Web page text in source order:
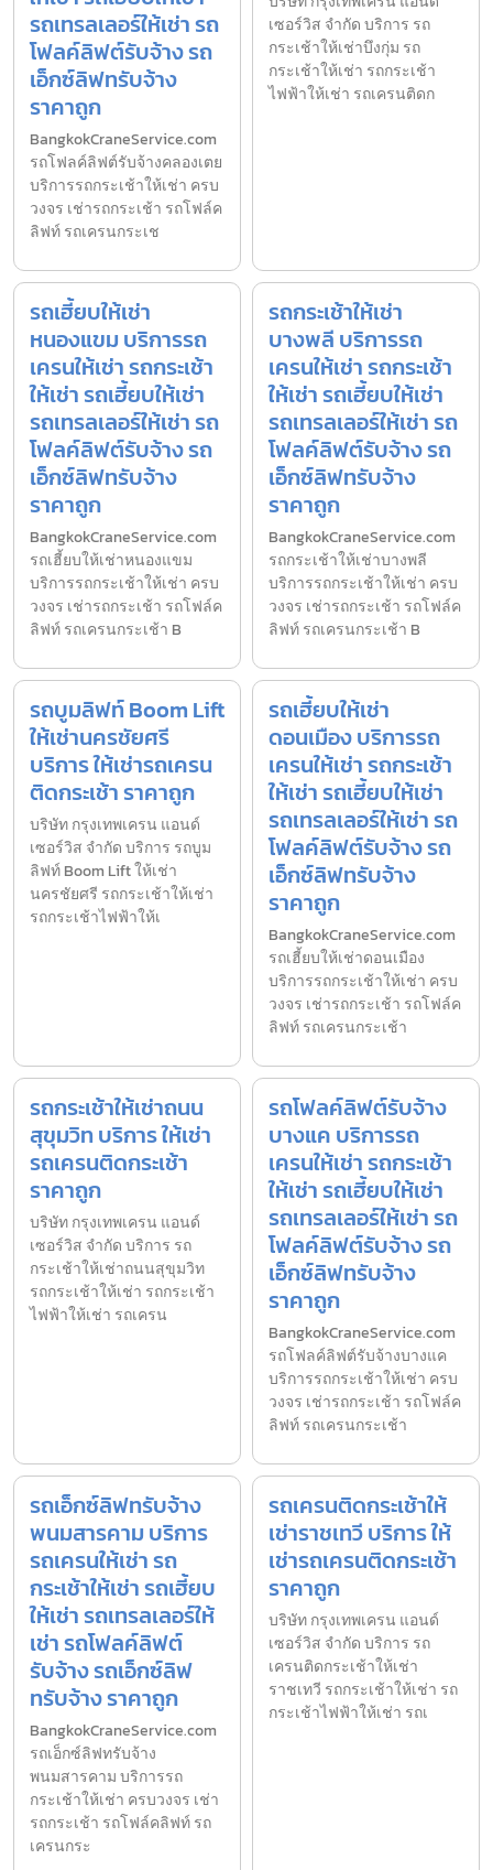
รถเทรลเลอร์ให้เช่า รถ
โฟลค์ลิฟต์รับจ้าง รถ
เอ็กซ์ลิฟทรับจ้าง
ราคาถูก
BangkokCraneService.com
รถโฟลค์ลิฟต์รับจ้างคลองเตย
บริการรถกระเช้าให้เช่า ครบ
วงจร เช่ารถกระเช้า รถโฟล์ค
ลิฟท์ รถเครนกระเช
เซอร์วิส จำกัด บริการ รถ
กระเช้าให้เช่าบึงกุ่ม รถ
กระเช้าให้เช่า รถกระเช้า
ไฟฟ้าให้เช่า รถเครนติดก
รถเฮี้ยบให้เช่า
หนองแขม บริการรถ
เครนให้เช่า รถกระเช้า
ให้เช่า รถเฮี้ยบให้เช่า
รถเทรลเลอร์ให้เช่า รถ
โฟลค์ลิฟต์รับจ้าง รถ
เอ็กซ์ลิฟทรับจ้าง
ราคาถูก
BangkokCraneService.com
รถเฮี้ยบให้เช่าหนองแขม
บริการรถกระเช้าให้เช่า ครบ
วงจร เช่ารถกระเช้า รถโฟล์ค
ลิฟท์ รถเครนกระเช้า B
รถกระเช้าให้เช่า
บางพลี บริการรถ
เครนให้เช่า รถกระเช้า
ให้เช่า รถเฮี้ยบให้เช่า
รถเทรลเลอร์ให้เช่า รถ
โฟลค์ลิฟต์รับจ้าง รถ
เอ็กซ์ลิฟทรับจ้าง
ราคาถูก
BangkokCraneService.com
รถกระเช้าให้เช่าบางพลี
บริการรถกระเช้าให้เช่า ครบ
วงจร เช่ารถกระเช้า รถโฟล์ค
ลิฟท์ รถเครนกระเช้า B
รถบูมลิฟท์ Boom Lift
ให้เช่านครชัยศรี
บริการ ให้เช่ารถเครน
ติดกระเช้า ราคาถูก
บริษัท กรุงเทพเครน แอนด์
เซอร์วิส จำกัด บริการ รถบูม
ลิฟท์ Boom Lift ให้เช่า
นครชัยศรี รถกระเช้าให้เช่า
รถกระเช้าไฟฟ้าให้เ
รถเฮี้ยบให้เช่า
ดอนเมือง บริการรถ
เครนให้เช่า รถกระเช้า
ให้เช่า รถเฮี้ยบให้เช่า
รถเทรลเลอร์ให้เช่า รถ
โฟลค์ลิฟต์รับจ้าง รถ
เอ็กซ์ลิฟทรับจ้าง
ราคาถูก
BangkokCraneService.com
รถเฮี้ยบให้เช่าดอนเมือง
บริการรถกระเช้าให้เช่า ครบ
วงจร เช่ารถกระเช้า รถโฟล์ค
ลิฟท์ รถเครนกระเช้า
รถกระเช้าให้เช่าถนน
สุขุมวิท บริการ ให้เช่า
รถเครนติดกระเช้า
ราคาถูก
บริษัท กรุงเทพเครน แอนด์
เซอร์วิส จำกัด บริการ รถ
กระเช้าให้เช่าถนนสุขุมวิท
รถกระเช้าให้เช่า รถกระเช้า
ไฟฟ้าให้เช่า รถเครน
รถโฟลค์ลิฟต์รับจ้าง
บางแค บริการรถ
เครนให้เช่า รถกระเช้า
ให้เช่า รถเฮี้ยบให้เช่า
รถเทรลเลอร์ให้เช่า รถ
โฟลค์ลิฟต์รับจ้าง รถ
เอ็กซ์ลิฟทรับจ้าง
ราคาถูก
BangkokCraneService.com
รถโฟลค์ลิฟต์รับจ้างบางแค
บริการรถกระเช้าให้เช่า ครบ
วงจร เช่ารถกระเช้า รถโฟล์ค
ลิฟท์ รถเครนกระเช้า
รถเอ็กซ์ลิฟทรับจ้าง
พนมสารคาม บริการ
รถเครนให้เช่า รถ
กระเช้าให้เช่า รถเฮี้ยบ
ให้เช่า รถเทรลเลอร์ให้
เช่า รถโฟลค์ลิฟต์
รับจ้าง รถเอ็กซ์ลิฟ
ทรับจ้าง ราคาถูก
BangkokCraneService.com
รถเอ็กซ์ลิฟทรับจ้าง
พนมสารคาม บริการรถ
กระเช้าให้เช่า ครบวงจร เช่า
รถกระเช้า รถโฟล์คลิฟท์ รถ
เครนกระ
รถเครนติดกระเช้าให้
เช่าราชเทวี บริการ ให้
เช่ารถเครนติดกระเช้า
ราคาถูก
บริษัท กรุงเทพเครน แอนด์
เซอร์วิส จำกัด บริการ รถ
เครนติดกระเช้าให้เช่า
ราชเทวี รถกระเช้าให้เช่า รถ
กระเช้าไฟฟ้าให้เช่า รถเ